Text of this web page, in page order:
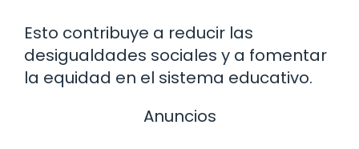
Esto contribuye a reducir las
desigualdades sociales y a fomentar
la equidad en el sistema educativo.
Anuncios